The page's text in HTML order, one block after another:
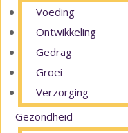
Voeding
Ontwikkeling
Gedrag
Groei
Verzorging
Gezondheid